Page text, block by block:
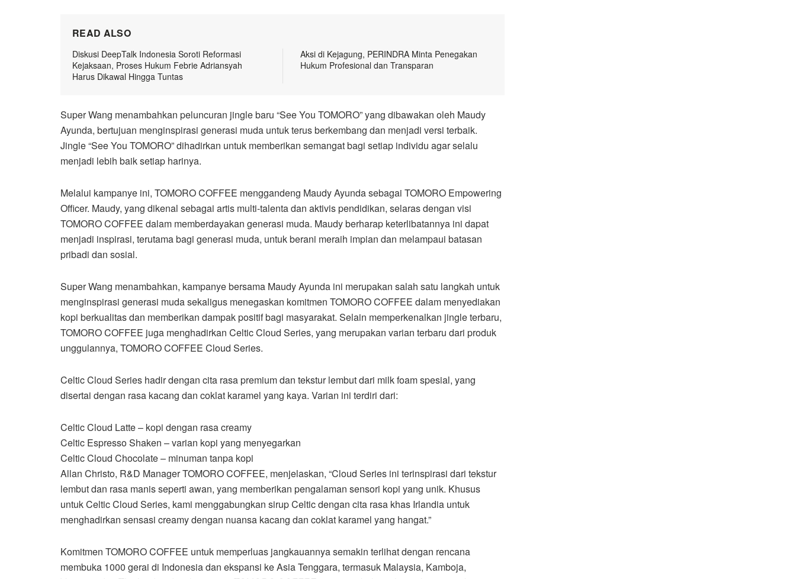
READ ALSO
Diskusi DeepTalk Indonesia Soroti Reformasi
Kejaksaan, Proses Hukum Febrie Adriansyah
Harus Dikawal Hingga Tuntas
Aksi di Kejagung, PERINDRA Minta Penegakan
Hukum Profesional dan Transparan
Super Wang menambahkan peluncuran jingle baru “See You TOMORO” yang dibawakan oleh Maudy
Ayunda, bertujuan menginspirasi generasi muda untuk terus berkembang dan menjadi versi terbaik.
Jingle “See You TOMORO” dihadirkan untuk memberikan semangat bagi setiap individu agar selalu
menjadi lebih baik setiap harinya.
Melalui kampanye ini, TOMORO COFFEE menggandeng Maudy Ayunda sebagai TOMORO Empowering
Officer. Maudy, yang dikenal sebagai artis multi-talenta dan aktivis pendidikan, selaras dengan visi
TOMORO COFFEE dalam memberdayakan generasi muda. Maudy berharap keterlibatannya ini dapat
menjadi inspirasi, terutama bagi generasi muda, untuk berani meraih impian dan melampaui batasan
pribadi dan sosial.
Super Wang menambahkan, kampanye bersama Maudy Ayunda ini merupakan salah satu langkah untuk
menginspirasi generasi muda sekaligus menegaskan komitmen TOMORO COFFEE dalam menyediakan
kopi berkualitas dan memberikan dampak positif bagi masyarakat. Selain memperkenalkan jingle terbaru,
TOMORO COFFEE juga menghadirkan Celtic Cloud Series, yang merupakan varian terbaru dari produk
unggulannya, TOMORO COFFEE Cloud Series.
Celtic Cloud Series hadir dengan cita rasa premium dan tekstur lembut dari milk foam spesial, yang
disertai dengan rasa kacang dan coklat karamel yang kaya. Varian ini terdiri dari:
Celtic Cloud Latte – kopi dengan rasa creamy
Celtic Espresso Shaken – varian kopi yang menyegarkan
Celtic Cloud Chocolate – minuman tanpa kopi
Allan Christo, R&D Manager TOMORO COFFEE, menjelaskan, “Cloud Series ini terinspirasi dari tekstur
lembut dan rasa manis seperti awan, yang memberikan pengalaman sensori kopi yang unik. Khusus
untuk Celtic Cloud Series, kami menggabungkan sirup Celtic dengan cita rasa khas Irlandia untuk
menghadirkan sensasi creamy dengan nuansa kacang dan coklat karamel yang hangat.”
Komitmen TOMORO COFFEE untuk memperluas jangkauannya semakin terlihat dengan rencana
membuka 1000 gerai di Indonesia dan ekspansi ke Asia Tenggara, termasuk Malaysia, Kamboja,